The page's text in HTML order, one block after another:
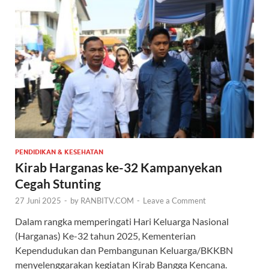
PENDIDIKAN & KESEHATAN
Kirab Harganas ke-32 Kampanyekan
Cegah Stunting
27 Juni 2025 - by RANBITV.COM - Leave a Comment
Dalam rangka memperingati Hari Keluarga Nasional
(Harganas) Ke-32 tahun 2025, Kementerian
Kependudukan dan Pembangunan Keluarga/BKKBN
menyelenggarakan kegiatan Kirab Bangga Kencana.